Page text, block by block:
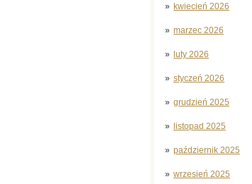
kwiecień 2026
marzec 2026
luty 2026
styczeń 2026
grudzień 2025
listopad 2025
październik 2025
wrzesień 2025